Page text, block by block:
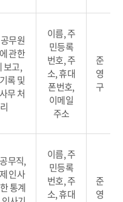
무원
관한
보고,
록 및
무 처
리
이름, 주
민등록
번호, 주
소, 휴대
폰번호,
이메일
주소
준
영
구
무직,
인사
통계
이름, 주
민등록
번호, 주
소, 휴대
준
영